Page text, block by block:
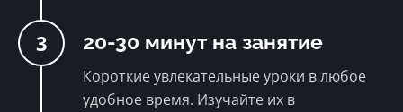
3 20-30 минут на занятие
Короткие увлекательные уроки в любое
удобное время. Изучайте их в